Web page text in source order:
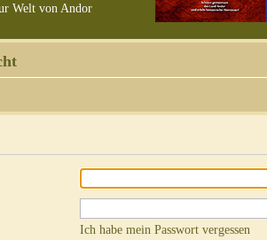
Welt von Andor
Ich habe mein Passwort vergessen